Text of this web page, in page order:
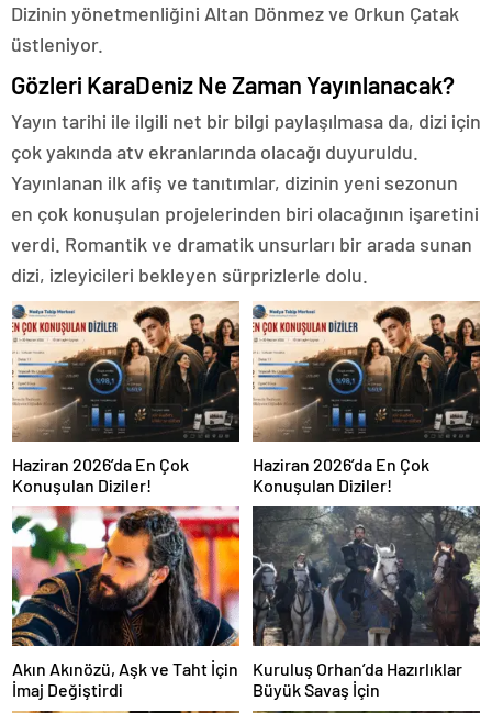
Dizinin yönetmenliğini Altan Dönmez ve Orkun Çatak
üstleniyor.
Gözleri KaraDeniz Ne Zaman Yayınlanacak?
Yayın tarihi ile ilgili net bir bilgi paylaşılmasa da, dizi için
çok yakında atv ekranlarında olacağı duyuruldu.
Yayınlanan ilk afiş ve tanıtımlar, dizinin yeni sezonun
en çok konuşulan projelerinden biri olacağının işaretini
verdi. Romantik ve dramatik unsurları bir arada sunan
dizi, izleyicileri bekleyen sürprizlerle dolu.
Haziran 2026’da En Çok
Konuşulan Diziler!
Haziran 2026’da En Çok
Konuşulan Diziler!
Akın Akınözü, Aşk ve Taht İçin
İmaj Değiştirdi
Kuruluş Orhan’da Hazırlıklar
Büyük Savaş İçin